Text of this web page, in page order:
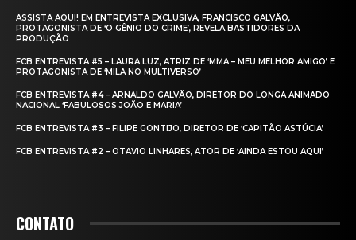
ASSISTA AQUI! EM ENTREVISTA EXCLUSIVA, FRANCISCO GALVÃO,
PROTAGONISTA DE ‘O GÊNIO DO CRIME’, REVELA BASTIDORES DA
PRODUÇÃO
FCB ENTREVISTA #5 – LAURA LUZ, ATRIZ DE ‘MMA – MEU MELHOR AMIGO’ E
PROTAGONISTA DE ‘MILA NO MULTIVERSO’
FCB ENTREVISTA #4 – ARNALDO GALVÃO, DIRETOR DO LONGA ANIMADO
NACIONAL ‘FABULOSOS JOÃO E MARIA’
FCB ENTREVISTA #3 – FILIPE GONTIJO, DIRETOR DE ‘CAPITÃO ASTÚCIA’
FCB ENTREVISTA #2 – OTAVIO LINHARES, ATOR DE ‘AINDA ESTOU AQUI’
CONTATO